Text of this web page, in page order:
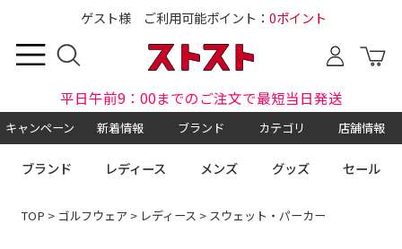
ゲスト様 ご利用可能ポイント： 0ポイント
平日午前9：00までのご注文で最短当日発送
キャンペーン 新着情報 ブランド カテゴリ 店舗情報
ブランド レディース メンズ グッズ セール
TOP > ゴルフウェア > レディース > スウェット・パーカー